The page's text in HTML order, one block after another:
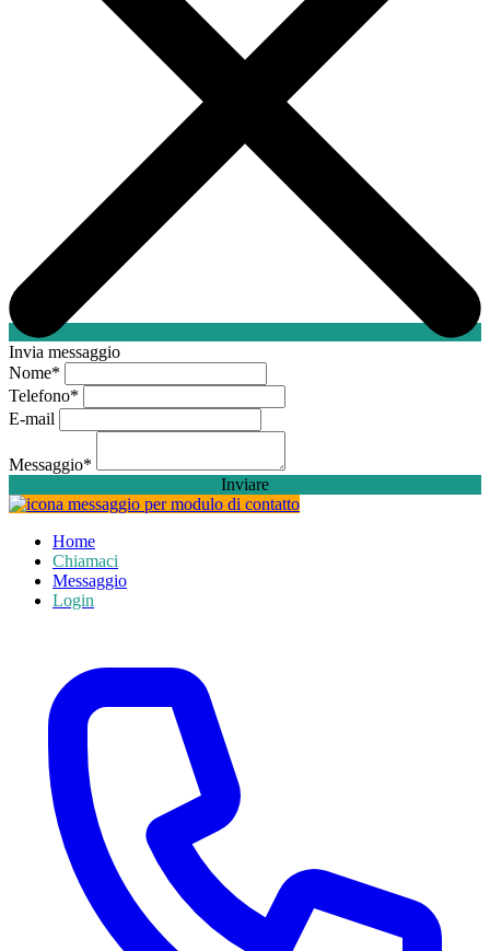
Invia messaggio
Nome*
Telefono*
E-mail
Messaggio*
Inviare
Home
Chiamaci
Messaggio
Login